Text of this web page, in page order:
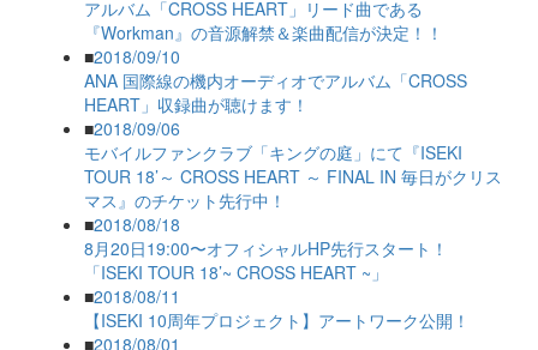
アルバム「CROSS HEART」リード曲である
『Workman』の音源解禁＆楽曲配信が決定！！
■2018/09/10
ANA 国際線の機内オーディオでアルバム「CROSS
HEART」収録曲が聴けます！
■2018/09/06
モバイルファンクラブ「キングの庭」にて『ISEKI
TOUR 18’～ CROSS HEART ～ FINAL IN 毎日がクリス
マス』のチケット先行中！
■2018/08/18
8月20日19:00〜オフィシャルHP先行スタート！
「ISEKI TOUR 18’~ CROSS HEART ~」
■2018/08/11
【ISEKI 10周年プロジェクト】アートワーク公開！
■2018/08/01